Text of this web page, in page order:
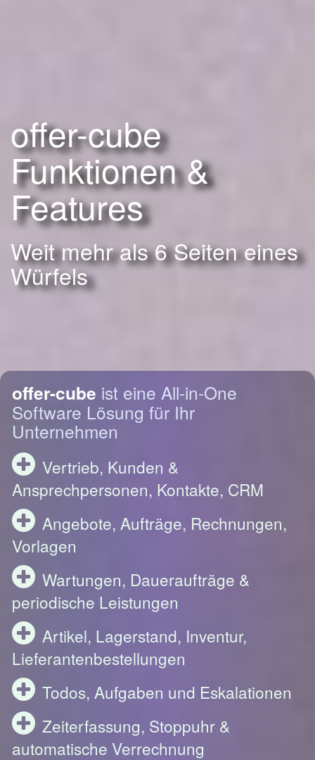
offer-cube
Funktionen &
Features
Weit mehr als 6 Seiten eines
Würfels
offer-cube ist eine All-in-One
Software Lösung für Ihr
Unternehmen
Vertrieb, Kunden &
Ansprechpersonen, Kontakte, CRM
Angebote, Aufträge, Rechnungen,
Vorlagen
Wartungen, Daueraufträge &
periodische Leistungen
Artikel, Lagerstand, Inventur,
Lieferantenbestellungen
Todos, Aufgaben und Eskalationen
Zeiterfassung, Stoppuhr &
automatische Verrechnung